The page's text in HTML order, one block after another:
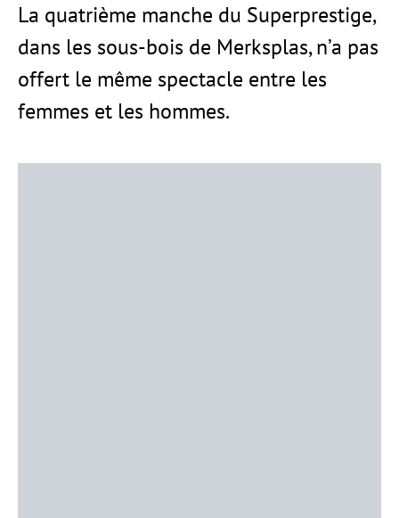
La quatrième manche du Superprestige,
dans les sous-bois de Merksplas, n’a pas
offert le même spectacle entre les
femmes et les hommes.